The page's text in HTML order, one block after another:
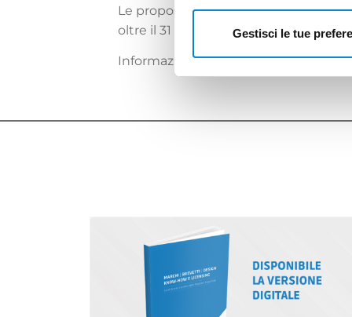
Gestisci le tue
Le proposte progettuali possono
oltre il 31 dicembre 2024.
Informazioni disponibili al seguente